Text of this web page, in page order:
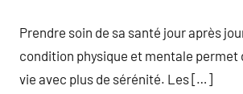
Prendre soin de sa santé jour après
condition physique et mentale permet
vie avec plus de sérénité. Les […]